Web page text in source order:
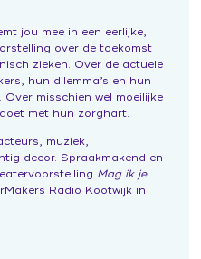
inzetbaarheid
(publiekscampagne)
19 november 2026
jou mee in een eerlijke,
over de toekomst
zieken. Over de actuele
hun dilemma’s en hun
misschien wel moeilijke
met hun zorghart.
muziek,
decor. Spraakmakend en
Mag ik je
Radio Kootwijk in